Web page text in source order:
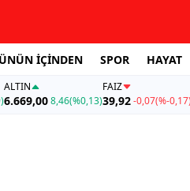
İÇİNDEN SPOR HAYAT
ALTIN
6.669,008,46(%0,13)
FAİZ
39,92-0,07(%-0,17)